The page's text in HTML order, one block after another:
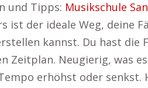
und Tipps: Musikschule
ist der ideale Weg, deine
kannst. Du hast
Zeitplan. Neugierig, was
erhöhst oder